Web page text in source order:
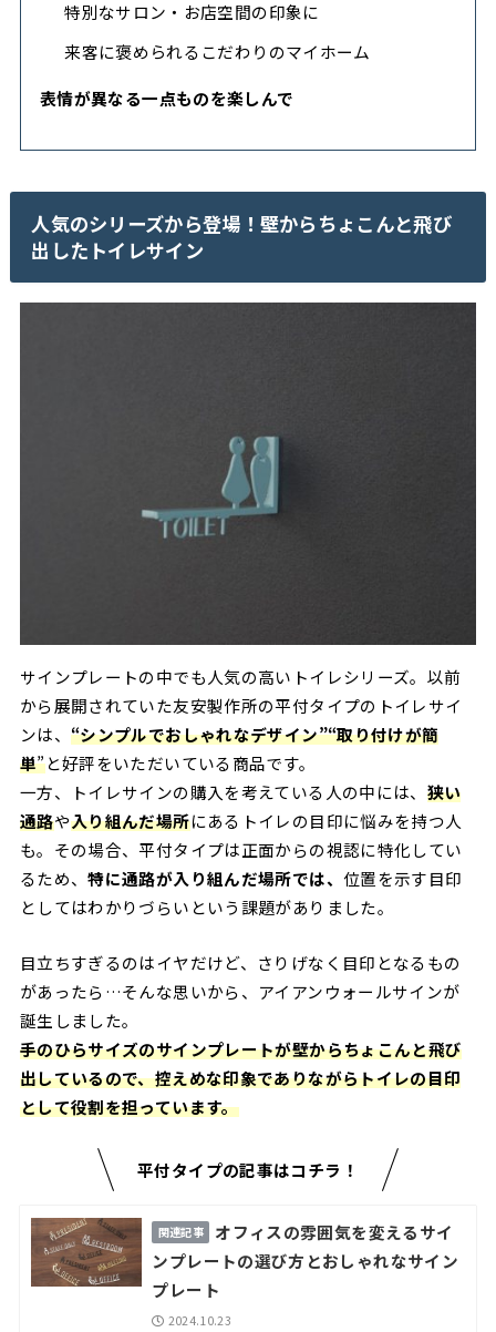
特別なサロン・お店空間の印象に
来客に褒められるこだわりのマイホーム
表情が異なる一点ものを楽しんで
人気のシリーズから登場！壁からちょこんと飛び
出したトイレサイン
サインプレートの中でも人気の高いトイレシリーズ。以前
から展開されていた友安製作所の平付タイプのトイレサイ
ンは、“シンプルでおしゃれなデザイン”“取り付けが簡
単”と好評をいただいている商品です。
一方、トイレサインの購入を考えている人の中には、 狭い
通路や入り組んだ場所にあるトイレの目印に悩みを持つ人
も。その場合、平付タイプは正面からの視認に特化してい
るため、特に通路が入り組んだ場所では、 位置を示す目印
としてはわかりづらいという課題がありました。
目立ちすぎるのはイヤだけど、さりげなく目印となるもの
があったら…そんな思いから、アイアンウォールサインが
誕生しました。
手のひらサイズのサインプレートが壁からちょこんと飛び
出しているので、控えめな印象でありながらトイレの目印
として役割を担っています。
平付タイプの記事はコチラ！
オフィスの雰囲気を変えるサイ
ンプレートの選び方とおしゃれなサイン
プレート
2024.10.23